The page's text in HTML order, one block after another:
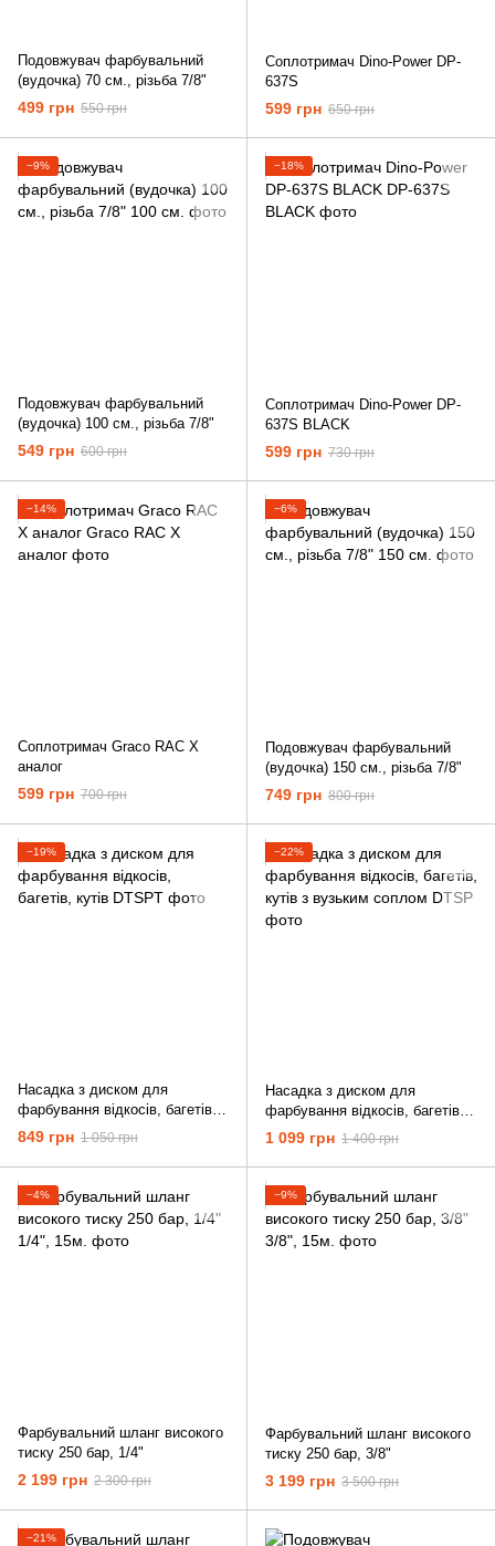
Подовжувач фарбувальний
(вудочка) 70 см., різьба 7/8"
499 грн 550 грн
Соплотримач Dino-Power DP-
637S
599 грн 650 грн
−9%
Подовжувач фарбувальний
(вудочка) 100 см., різьба 7/8"
549 грн 600 грн
−18%
Соплотримач Dino-Power DP-
637S BLACK
599 грн 730 грн
−14%
Соплотримач Graco RAC X
аналог
599 грн 700 грн
−6%
Подовжувач фарбувальний
(вудочка) 150 см., різьба 7/8"
749 грн 800 грн
−19%
Насадка з диском для
фарбування відкосів, багетів,
кутів
849 грн 1 050 грн
−22%
Насадка з диском для
фарбування відкосів, багетів,
кутів з вузьким соплом
1 099 грн 1 400 грн
−4%
Фарбувальний шланг високого
тиску 250 бар, 1/4"
2 199 грн 2 300 грн
−9%
Фарбувальний шланг високого
тиску 250 бар, 3/8"
3 199 грн 3 500 грн
−21%